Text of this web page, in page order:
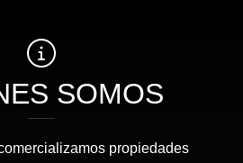
SOMOS
propiedades